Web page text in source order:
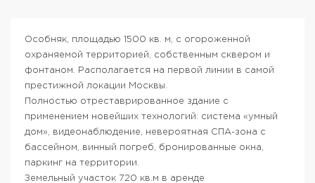
Особняк, площадью 1500 кв. м, с огороженной
охраняемой территорией, собственным сквером и
фонтаном. Располагается на первой линии в самой
престижной локации Москвы.
Полностью отреставрированное здание с
применением новейших технологий: система «умный
дом», видеонаблюдение, невероятная СПА-зона с
бассейном, винный погреб, бронированные окна,
паркинг на территории.
Земельный участок 720 кв.м в аренде